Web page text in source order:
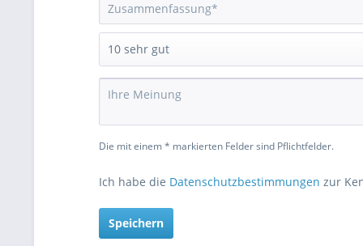
Die mit einem * markierten Felder sind Pflichtfelder.
Ich habe die Datenschutzbestimmungen zur
Speichern